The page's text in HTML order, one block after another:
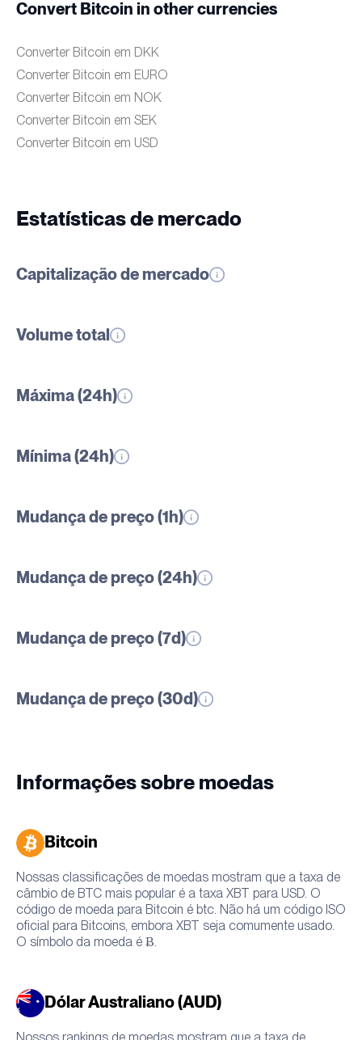
Convert Bitcoin in other currencies
Converter Bitcoin em DKK
Converter Bitcoin em EURO
Converter Bitcoin em NOK
Converter Bitcoin em SEK
Converter Bitcoin em USD
Estatísticas de mercado
Capitalização de mercado
Volume total
Máxima (24h)
Mínima (24h)
Mudança de preço (1h)
Mudança de preço (24h)
Mudança de preço (7d)
Mudança de preço (30d)
Informações sobre moedas
Bitcoin
Nossas classificações de moedas mostram que a taxa de
câmbio de BTC mais popular é a taxa XBT para USD. O
código de moeda para Bitcoin é btc. Não há um código ISO
oficial para Bitcoins, embora XBT seja comumente usado.
O símbolo da moeda é Ƀ.
Dólar Australiano (AUD)